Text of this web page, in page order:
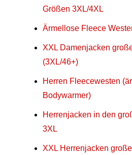
Größen 3XL/4XL
Ärmellose Fleece
XXL Damenjacken
(3XL/46+)
Herren Fleecewesten
Bodywarmer)
Herrenjacken in den
3XL
XXL Herrenjacken